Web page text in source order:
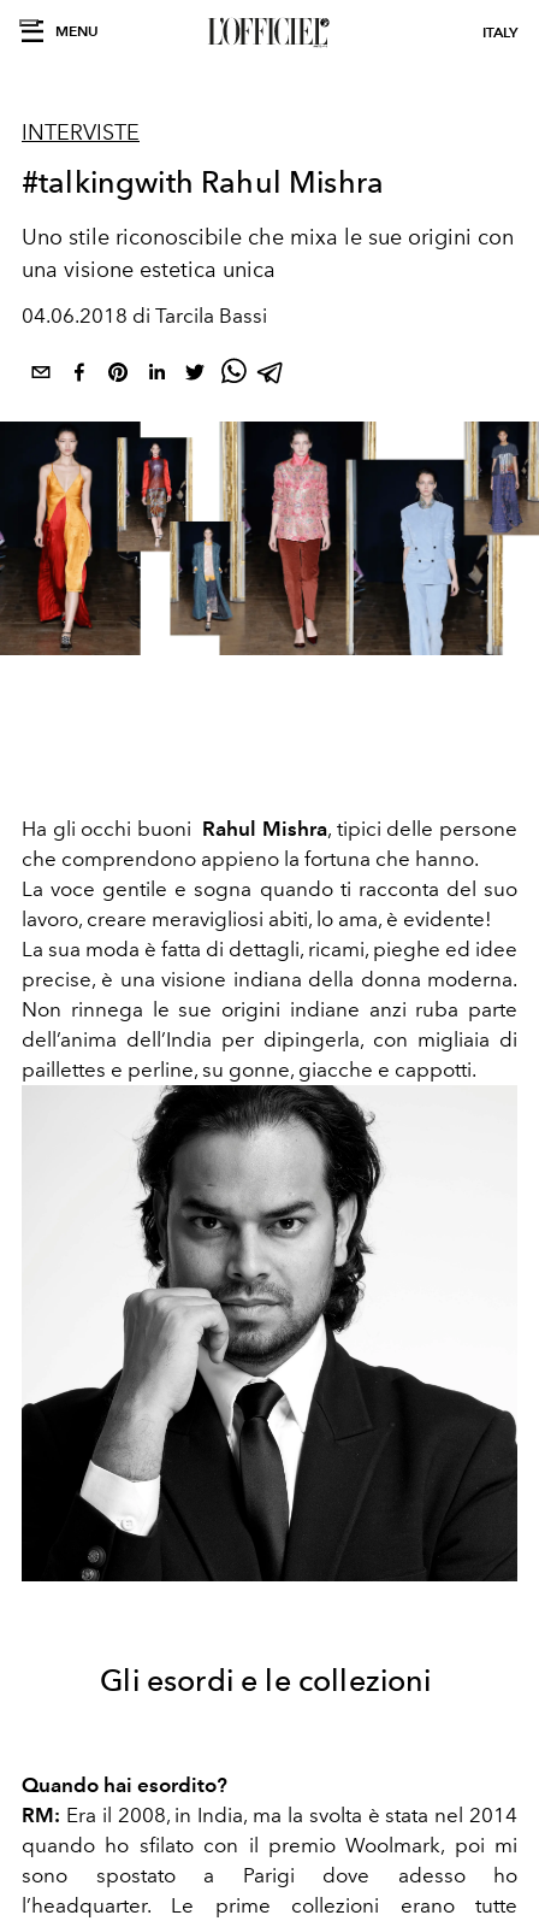
MENU ITALY
INTERVISTE
#talkingwith Rahul Mishra
Uno stile riconoscibile che mixa le sue origini con
una visione estetica unica
04.06.2018 di Tarcila Bassi
Ha gli occhi buoni Rahul Mishra, tipici delle persone
che comprendono appieno la fortuna che hanno.
La voce gentile e sogna quando ti racconta del suo
lavoro, creare meravigliosi abiti, lo ama, è evidente!
La sua moda è fatta di dettagli, ricami, pieghe ed idee
precise, è una visione indiana della donna moderna.
Non rinnega le sue origini indiane anzi ruba parte
dell’anima dell’India per dipingerla, con migliaia di
paillettes e perline, su gonne, giacche e cappotti.
Gli esordi e le collezioni
Quando hai esordito?
RM: Era il 2008, in India, ma la svolta è stata nel 2014
quando ho sfilato con il premio Woolmark, poi mi
sono spostato a Parigi dove adesso ho
l’headquarter. Le prime collezioni erano tutte